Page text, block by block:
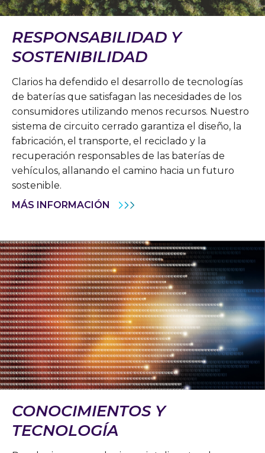
RESPONSABILIDAD Y
SOSTENIBILIDAD
Clarios ha defendido el desarrollo de tecnologías
de baterías que satisfagan las necesidades de los
consumidores utilizando menos recursos. Nuestro
sistema de circuito cerrado garantiza el diseño, la
fabricación, el transporte, el reciclado y la
recuperación responsables de las baterías de
vehículos, allanando el camino hacia un futuro
sostenible.
MÁS INFORMACIÓN
CONOCIMIENTOS Y
TECNOLOGÍA